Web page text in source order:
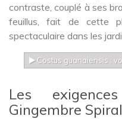
contraste, couplé à ses
feuillus, fait de cette
spectaculaire dans les
Costus guanaiensis :
Les
Gingembre